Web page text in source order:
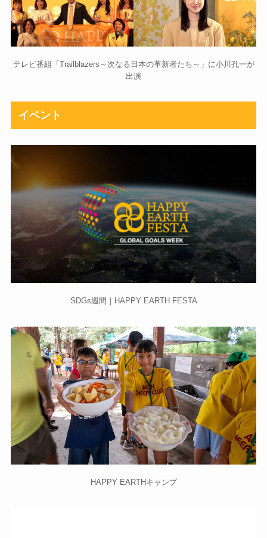
テレビ番組「Trailblazers～次なる日本の革新者たち～」に小川孔一が
出演
イベント
SDGs週間｜HAPPY EARTH FESTA
HAPPY EARTHキャンプ